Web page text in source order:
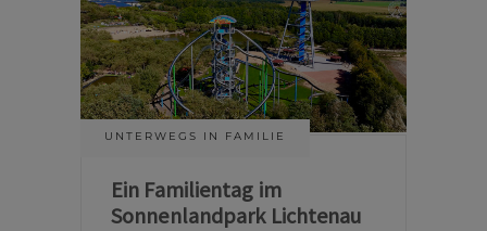
UNTERWEGS IN FAMILIE
Ein Familientag im
Sonnenlandpark Lichtenau